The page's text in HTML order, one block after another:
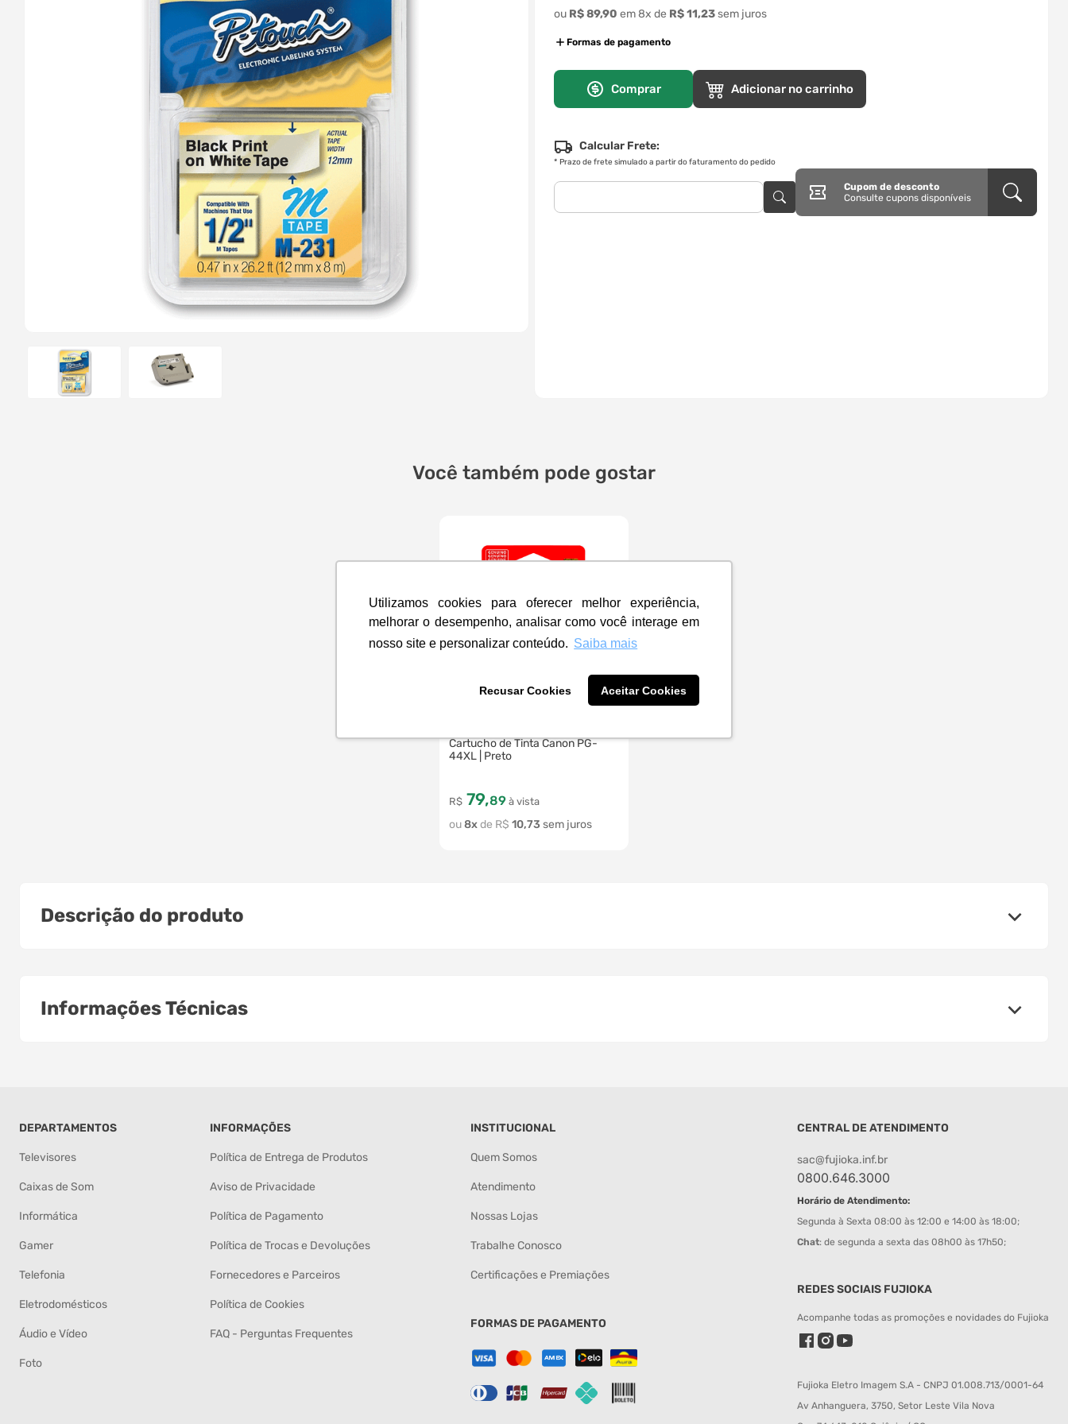
Utilizamos cookies para oferecer melhor experiência,
melhorar o desempenho, analisar como você interage em
nosso site e personalizar conteúdo. Saiba mais
Recusar Cookies Aceitar Cookies
ou R$89,90 em8x de R$11,23sem juros
Formas de pagamento
Comprar Adicionar no carrinho
Calcular Frete:
* Prazo de frete simulado a partir do faturamento do pedido
Cupom de desconto
Consulte cupons disponíveis
Você também pode gostar
Cartucho de Tinta Canon PG-
44XL | Preto
R$ 79,89 à vista
8 R$ 10,73
Descrição do produto
Informações Técnicas
DEPARTAMENTOS
Televisores
Caixas de Som
Informática
Gamer
Telefonia
Eletrodomésticos
Áudio e Vídeo
Foto
INFORMAÇÕES
Política de Entrega de Produtos
Aviso de Privacidade
Política de Pagamento
Política de Trocas e Devoluções
Fornecedores e Parceiros
Política de Cookies
FAQ - Perguntas Frequentes
INSTITUCIONAL
Quem Somos
Atendimento
Nossas Lojas
Trabalhe Conosco
Certificações e Premiações
FORMAS DE PAGAMENTO
CENTRAL DE ATENDIMENTO
sac@fujioka.inf.br
0800.646.3000
Horário de Atendimento:
Segunda à Sexta 08:00 às 12:00 e 14:00 às 18:00;
Chat: de segunda a sexta das 08h00 às 17h50;
REDES SOCIAIS FUJIOKA
Acompanhe todas as promoções e novidades do Fujioka
Fujioka Eletro Imagem S.A - CNPJ 01.008.713/0001-64
Av Anhanguera, 3750, Setor Leste Vila Nova